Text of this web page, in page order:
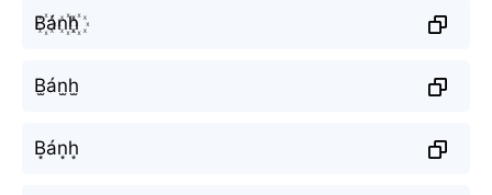
B꙰án꙰h꙰
B̫án̫h̫
B͙án͙h͙